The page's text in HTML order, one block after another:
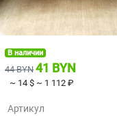
В наличии
44 BYN 41 BYN
~ 14 $ ~ 1 112 ₽
Артикул